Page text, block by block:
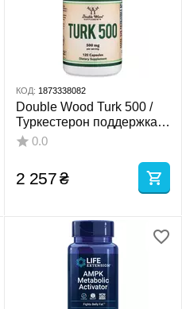
КОД: 1873338082
Double Wood Turk 500 /
Туркестерон поддержка
уровня мужских гормонов
0.0
2 257₴